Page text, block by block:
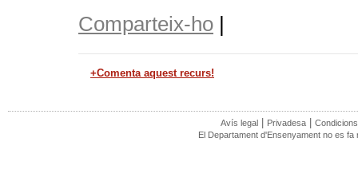
Comparteix-ho |
+Comenta aquest recurs!
Avís legal | Privadesa |
El Departament d'Ensenyament no es